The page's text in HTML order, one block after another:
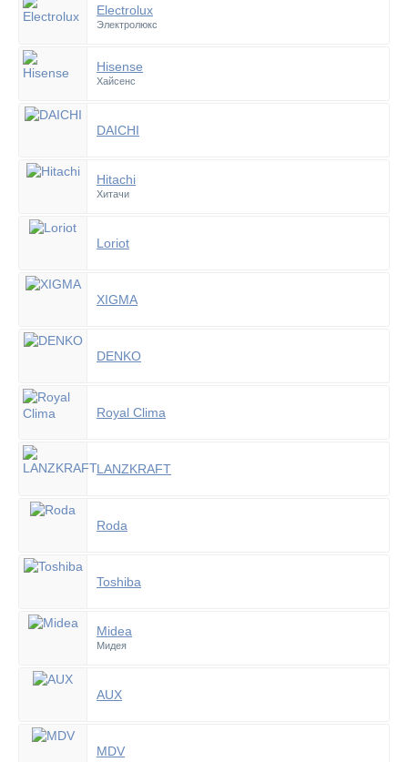
Electrolux
Электролюкс
Hisense
Хайсенс
DAICHI
Hitachi
Хитачи
Loriot
XIGMA
DENKO
Royal Clima
LANZKRAFT
Roda
Toshiba
Midea
Мидея
AUX
MDV